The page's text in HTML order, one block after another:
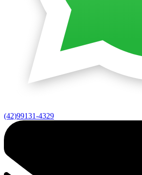
(42)99131-4329